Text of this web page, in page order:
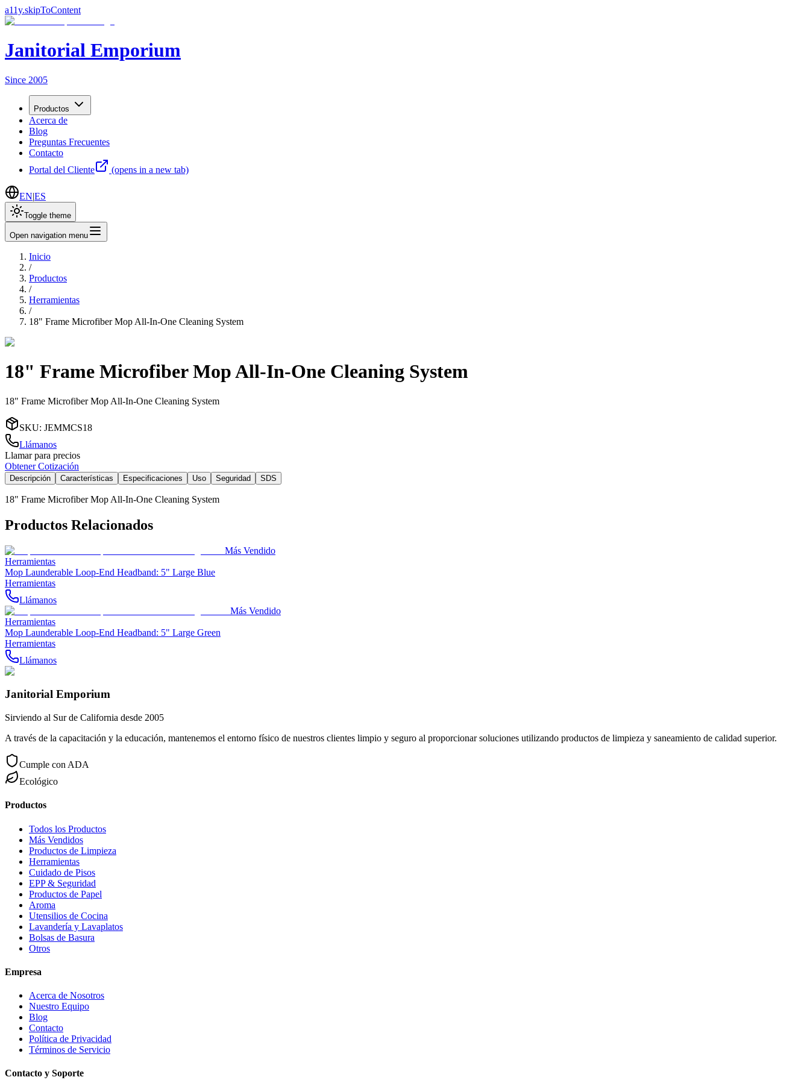
a11y.skipToContent
Janitorial Emporium
Since 2005
Productos
Acerca de
Blog
Preguntas Frecuentes
Contacto
Portal del Cliente
(opens in a new tab)
EN|ES
Toggle theme
Open navigation menu
Inicio
/
Productos
/
Herramientas
/
18" Frame Microfiber Mop All-In-One Cleaning System
18" Frame Microfiber Mop All-In-One Cleaning System
18" Frame Microfiber Mop All-In-One Cleaning System
SKU: JEMMCS18
Llámanos
Llamar para precios
Obtener Cotización
Descripción Características Especificaciones Uso Seguridad SDS
18" Frame Microfiber Mop All-In-One Cleaning System
Productos Relacionados
Más Vendido
Herramientas
Mop Launderable Loop-End Headband: 5" Large Blue
Herramientas
Llámanos
Más Vendido
Herramientas
Mop Launderable Loop-End Headband: 5" Large Green
Herramientas
Llámanos
Janitorial Emporium
Sirviendo al Sur de California desde 2005
A través de la capacitación y la educación, mantenemos el entorno físico de nuestros clientes limpio y seguro al proporcionar soluciones utilizando productos de limpieza y saneamiento de calidad superior.
Cumple con ADA
Ecológico
Productos
Todos los Productos
Más Vendidos
Productos de Limpieza
Herramientas
Cuidado de Pisos
EPP & Seguridad
Productos de Papel
Aroma
Utensilios de Cocina
Lavandería y Lavaplatos
Bolsas de Basura
Otros
Empresa
Acerca de Nosotros
Nuestro Equipo
Blog
Contacto
Política de Privacidad
Términos de Servicio
Contacto y Soporte